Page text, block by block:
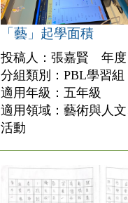
「藝」起學面積
投稿人：張嘉賢 年度
分組類別：PBL學習組
適用年級：五年級
適用領域：藝術與人
活動